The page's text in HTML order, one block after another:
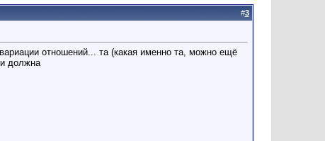
#3
отношений... та (какая именно та, можно ещё
должна